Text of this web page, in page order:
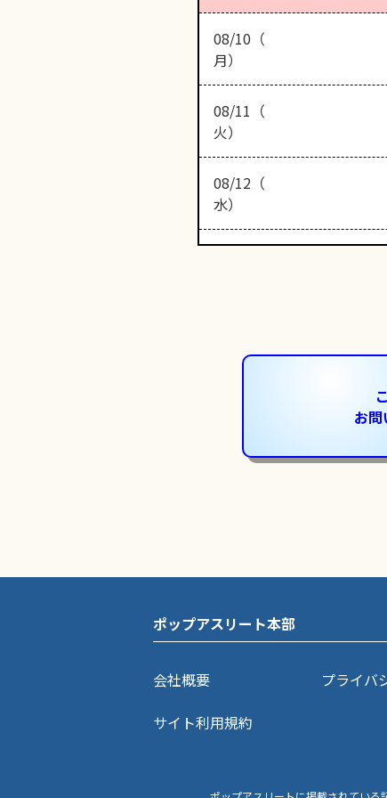
08/10（
月）
08/11（
火）
08/12（
水）
お問
ポップアスリート本部
会社概要 プライバ
サイト利用規約